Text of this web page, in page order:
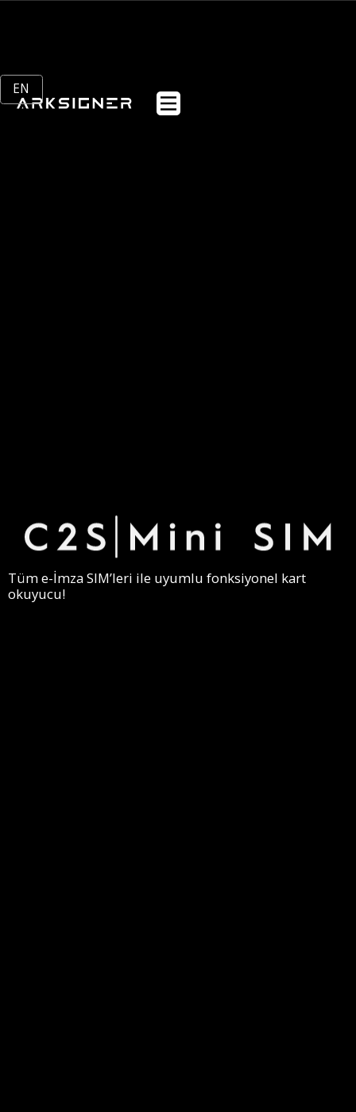
EN Anasayfa
Tüm e-İmza SIM’leri ile uyumlu fonksiyonel kart
okuyucu!